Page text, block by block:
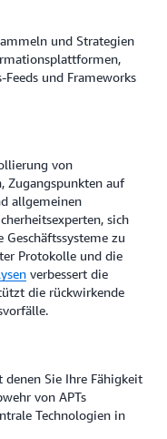
und Strategien
und Frameworks
von
Zugangspunkten auf
allgemeinen
sich
zu
Protokolle und die
verbessert die
die rückwirkende
denen Sie Ihre Fähigkeit
von APTs
Technologien in